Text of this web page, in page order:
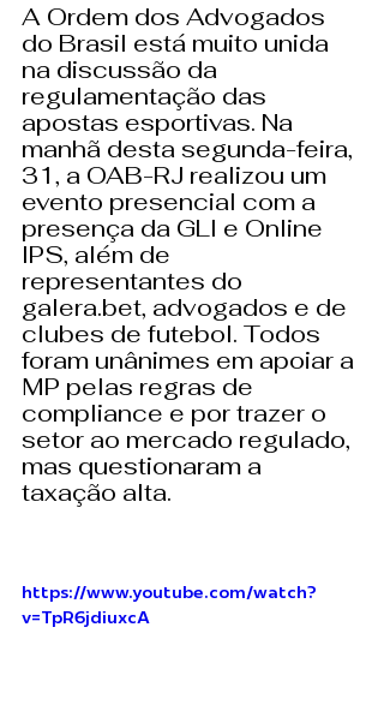
A Ordem dos Advogados
do Brasil está muito unida
na discussão da
regulamentação das
apostas esportivas. Na
manhã desta segunda-feira,
31, a OAB-RJ realizou um
evento presencial com a
presença da GLI e Online
IPS, além de
representantes do
galera.bet, advogados e de
clubes de futebol. Todos
foram unânimes em apoiar a
MP pelas regras de
compliance e por trazer o
setor ao mercado regulado,
mas questionaram a
taxação alta.
https://www.youtube.com/watch?
v=TpR6jdiuxcA